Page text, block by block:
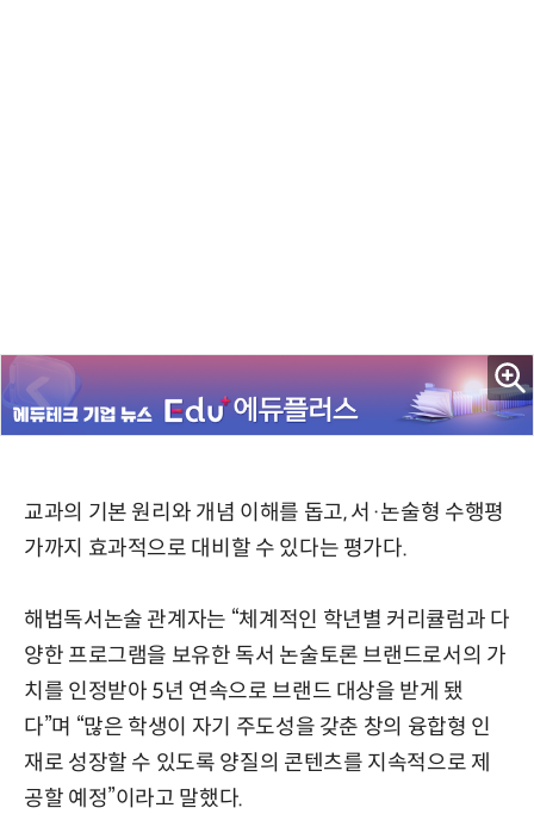
교과의 기본 원리와 개념 이해를 돕고, 서·논술형 수행평
가까지 효과적으로 대비할 수 있다는 평가다.
해법독서논술 관계자는 “체계적인 학년별 커리큘럼과 다
양한 프로그램을 보유한 독서 논술토론 브랜드로서의 가
치를 인정받아 5년 연속으로 브랜드 대상을 받게 됐
다”며 “많은 학생이 자기 주도성을 갖춘 창의 융합형 인
재로 성장할 수 있도록 양질의 콘텐츠를 지속적으로 제
공할 예정”이라고 말했다.